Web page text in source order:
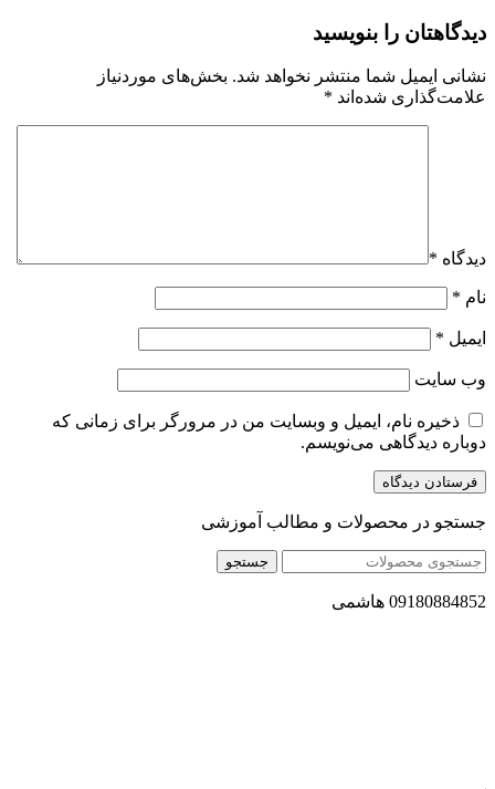
دیدگاهتان را بنویسید
نشانی ایمیل شما منتشر نخواهد شد. بخش‌های موردنیاز
علامت‌گذاری شده‌اند *
دیدگاه *
نام *
ایمیل *
وب‌ سایت
ذخیره نام، ایمیل و وبسایت من در مرورگر برای زمانی که
دوباره دیدگاهی می‌نویسم.
جستجو در محصولات و مطالب آموزشی
جستجو
09180884852 هاشمی